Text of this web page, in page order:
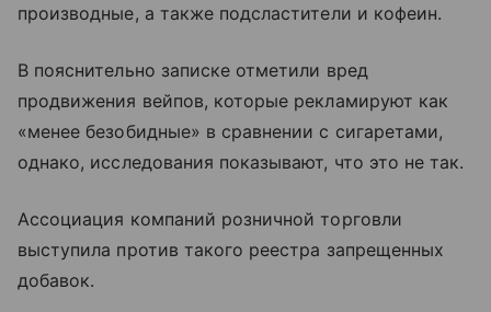
производные, а также подсластители и кофеин.
В пояснительно записке отметили вред
продвижения вейпов, которые рекламируют как
«менее безобидные» в сравнении с сигаретами,
однако, исследования показывают, что это не так.
Ассоциация компаний розничной торговли
выступила против такого реестра запрещенных
добавок.